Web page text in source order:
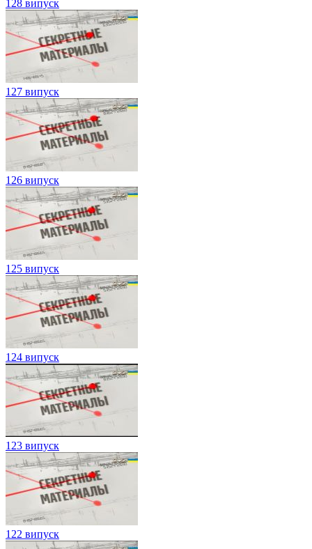
128 випуск
127 випуск
126 випуск
125 випуск
124 випуск
123 випуск
122 випуск